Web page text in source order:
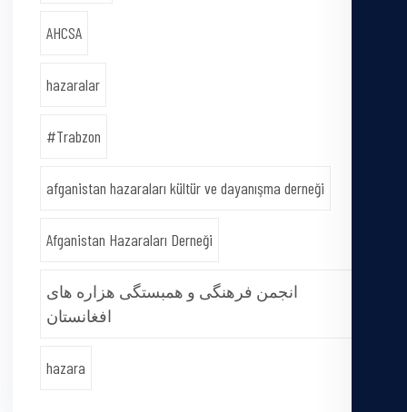
AHCSA
hazaralar
#Trabzon
afganistan hazaraları kültür ve dayanışma derneği
Afganistan Hazaraları Derneği
انجمن فرهنگی و همبستگی هزاره های
افغانستان
hazara